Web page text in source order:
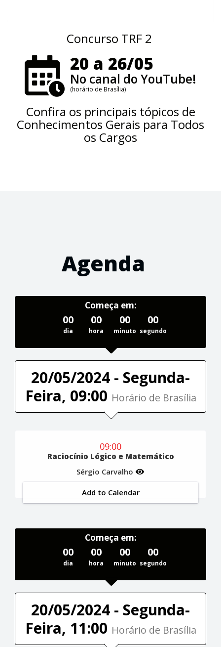
Concurso TRF 2
20 a 26/05
No canal do YouTube!
(horário de Brasília)
Confira os principais tópicos de
Conhecimentos Gerais para Todos
os Cargos
Agenda
Começa em:
00
dia
00
hora
00
minuto
00
segundo
20/05/2024 - Segunda-
Feira, 09:00 Horário de Brasília
09:00
Raciocínio Lógico e Matemático
Sérgio Carvalho
Add to Calendar
Começa em:
00
dia
00
hora
00
minuto
00
segundo
20/05/2024 - Segunda-
Feira, 11:00 Horário de Brasília